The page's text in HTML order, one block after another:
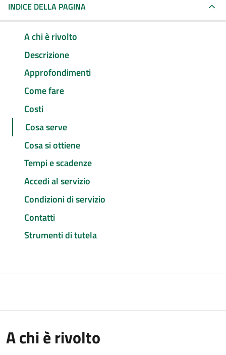
INDICE DELLA PAGINA
A chi è rivolto
Descrizione
Approfondimenti
Come fare
Costi
Cosa serve
Cosa si ottiene
Tempi e scadenze
Accedi al servizio
Condizioni di servizio
Contatti
Strumenti di tutela
A chi è rivolto